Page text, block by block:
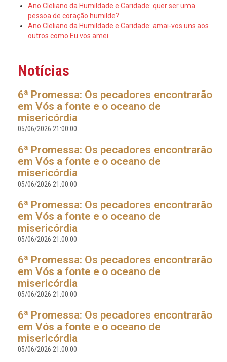
Ano Cleliano da Humildade e Caridade: quer ser uma
pessoa de coração humilde?
Ano Cleliano da Humildade e Caridade: amai-vos uns aos
outros como Eu vos amei
Notícias
6ª Promessa: Os pecadores encontrarão
em Vós a fonte e o oceano de
misericórdia
05/06/2026 21:00:00
6ª Promessa: Os pecadores encontrarão
em Vós a fonte e o oceano de
misericórdia
05/06/2026 21:00:00
6ª Promessa: Os pecadores encontrarão
em Vós a fonte e o oceano de
misericórdia
05/06/2026 21:00:00
6ª Promessa: Os pecadores encontrarão
em Vós a fonte e o oceano de
misericórdia
05/06/2026 21:00:00
6ª Promessa: Os pecadores encontrarão
em Vós a fonte e o oceano de
misericórdia
05/06/2026 21:00:00